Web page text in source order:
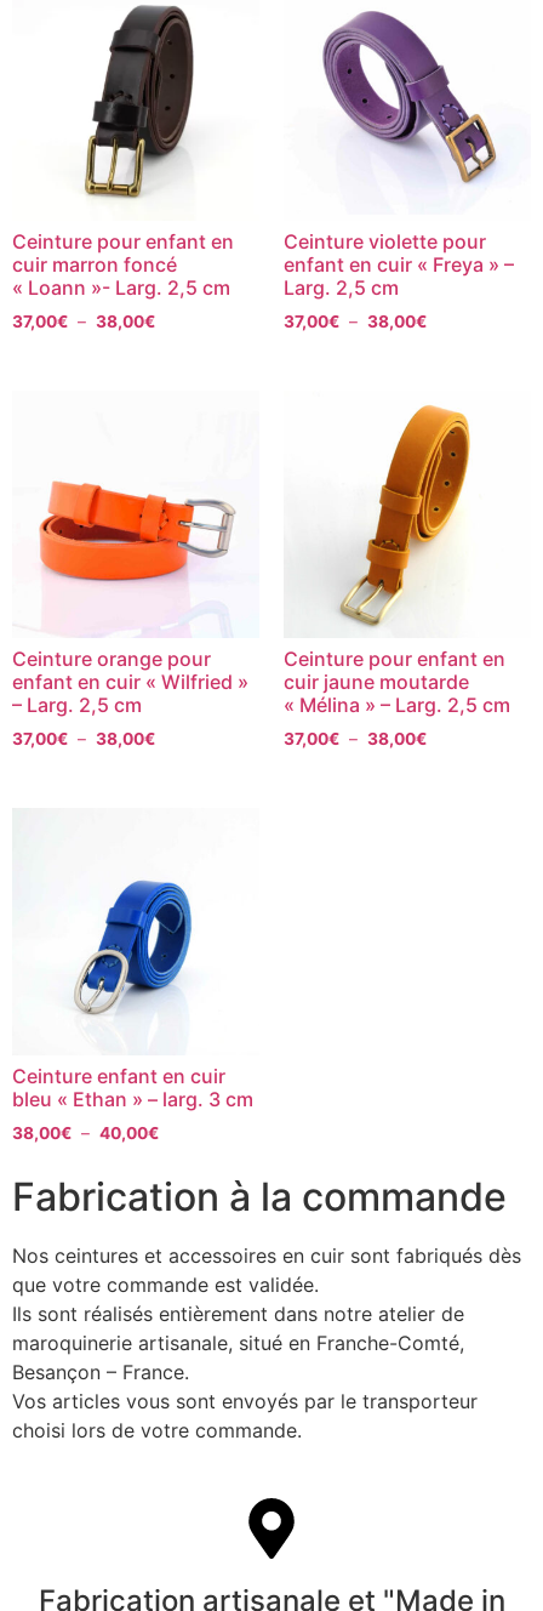
Ceinture pour enfant en
cuir marron foncé
« Loann »- Larg. 2,5 cm
37,00€ – 38,00€
Ceinture violette pour
enfant en cuir « Freya » –
Larg. 2,5 cm
37,00€ – 38,00€
Ceinture orange pour
enfant en cuir « Wilfried »
– Larg. 2,5 cm
37,00€ – 38,00€
Ceinture pour enfant en
cuir jaune moutarde
« Mélina » – Larg. 2,5 cm
37,00€ – 38,00€
Ceinture enfant en cuir
bleu « Ethan » – larg. 3 cm
38,00€ – 40,00€
Fabrication à la commande
Nos ceintures et accessoires en cuir sont fabriqués dès
que votre commande est validée.
Ils sont réalisés entièrement dans notre atelier de
maroquinerie artisanale, situé en Franche-Comté,
Besançon – France.
Vos articles vous sont envoyés par le transporteur
choisi lors de votre commande.
Fabrication artisanale et "Made in